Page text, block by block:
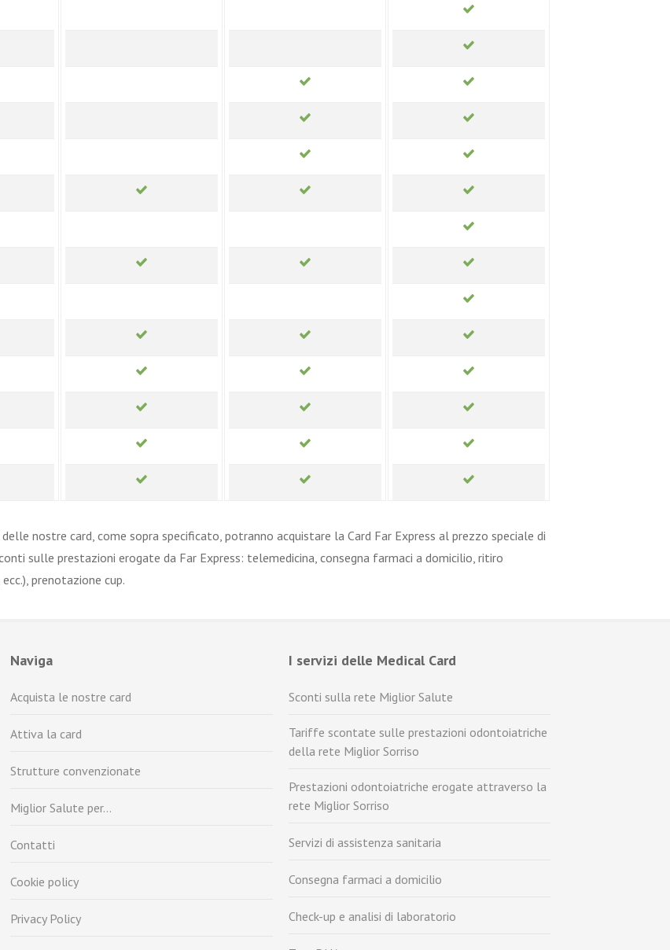
nostre card, come sopra specificato, potranno acquistare la Card Far Express al prezzo speciale di
sulle prestazioni erogate da Far Express: telemedicina, consegna farmaci a domicilio, ritiro
prenotazione cup.
Naviga
Acquista le nostre card
Attiva la card
Strutture convenzionate
Miglior Salute per…
Contatti
Cookie policy
Privacy Policy
I servizi delle Medical Card
Sconti sulla rete Miglior Salute
Tariffe scontate sulle prestazioni odontoiatriche
della rete Miglior Sorriso
Prestazioni odontoiatriche erogate attraverso la
rete Miglior Sorriso
Servizi di assistenza sanitaria
Consegna farmaci a domicilio
Check-up e analisi di laboratorio